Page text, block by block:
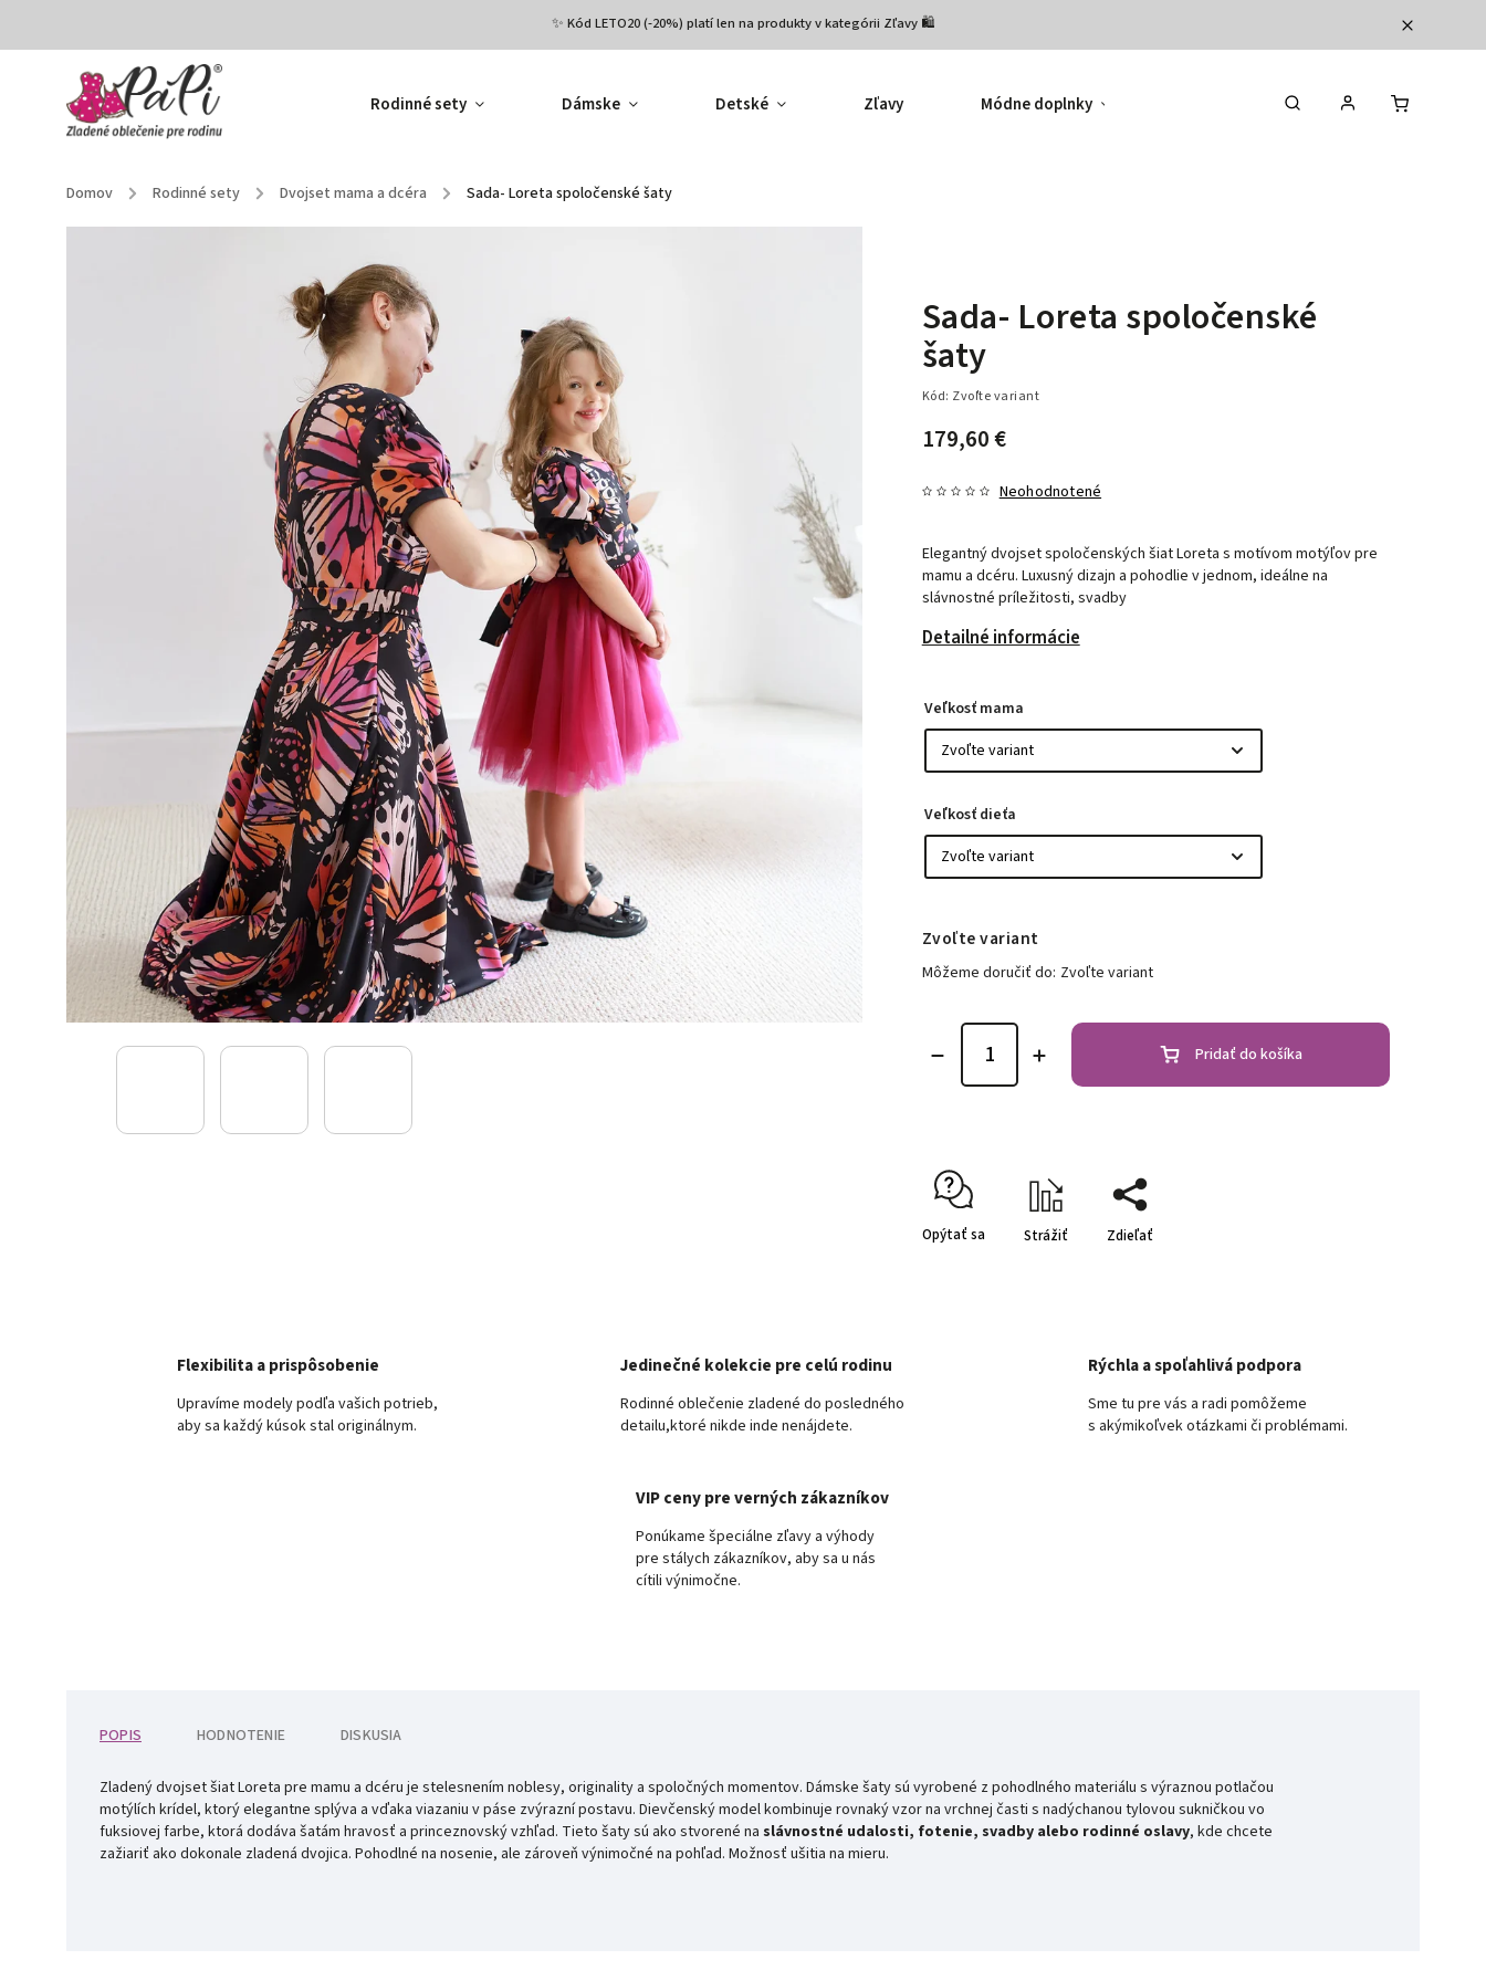
✨ Kód LETO20 (-20%) platí len na produkty v kategórii Zľavy 🛍️
Rodinné sety Dámske Detské Zľavy Módne doplnky Hodnotenie obchodu
Domov / Rodinné sety / Dvojset mama a dcéra / Sada- Loreta spoločenské šaty
Sada- Loreta spoločenské
šaty
Kód: Zvoľte variant
179,60 €
Neohodnotené
Elegantný dvojset spoločenských šiat Loreta s motívom motýľov pre
mamu a dcéru. Luxusný dizajn a pohodlie v jednom, ideálne na
slávnostné príležitosti, svadby
Detailné informácie
Veľkosť mama
Veľkosť dieťa
Zvoľte variant
Môžeme doručiť do: Zvoľte variant
Pridať do košíka
Opýtať sa Strážiť Zdieľať
Flexibilita a prispôsobenie
Upravíme modely podľa vašich potrieb,
aby sa každý kúsok stal originálnym.
Jedinečné kolekcie pre celú rodinu
Rodinné oblečenie zladené do posledného
detailu,ktoré nikde inde nenájdete.
Rýchla a spoľahlivá podpora
Sme tu pre vás a radi pomôžeme
s akýmikoľvek otázkami či problémami.
VIP ceny pre verných zákazníkov
Ponúkame špeciálne zľavy a výhody
pre stálych zákazníkov, aby sa u nás
cítili výnimočne.
POPIS HODNOTENIE DISKUSIA
Zladený dvojset šiat Loreta pre mamu a dcéru je stelesnením noblesy, originality a spoločných momentov. Dámske šaty sú vyrobené z pohodlného materiálu s výraznou potlačou
motýlích krídel, ktorý elegantne splýva a vďaka viazaniu v páse zvýrazní postavu. Dievčenský model kombinuje rovnaký vzor na vrchnej časti s nadýchanou tylovou sukničkou vo
fuksiovej farbe, ktorá dodáva šatám hravosť a princeznovský vzhľad. Tieto šaty sú ako stvorené na slávnostné udalosti, fotenie, svadby alebo rodinné oslavy, kde chcete
zažiariť ako dokonale zladená dvojica. Pohodlné na nosenie, ale zároveň výnimočné na pohľad. Možnosť ušitia na mieru.